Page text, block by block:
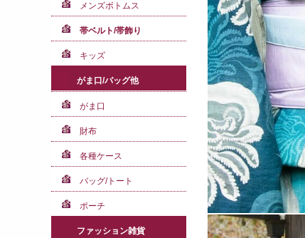
メンズボトムス
帯ベルト/帯飾り
キッズ
がま口/バッグ他
がま口
財布
各種ケース
バッグ/トート
ポーチ
ファッション雑貨